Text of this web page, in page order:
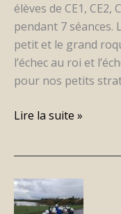
élèves de CE1,
pendant 7 séances.
petit et le grand
l’échec au roi et
pour nos petits
Lire la suite »
Visite
de